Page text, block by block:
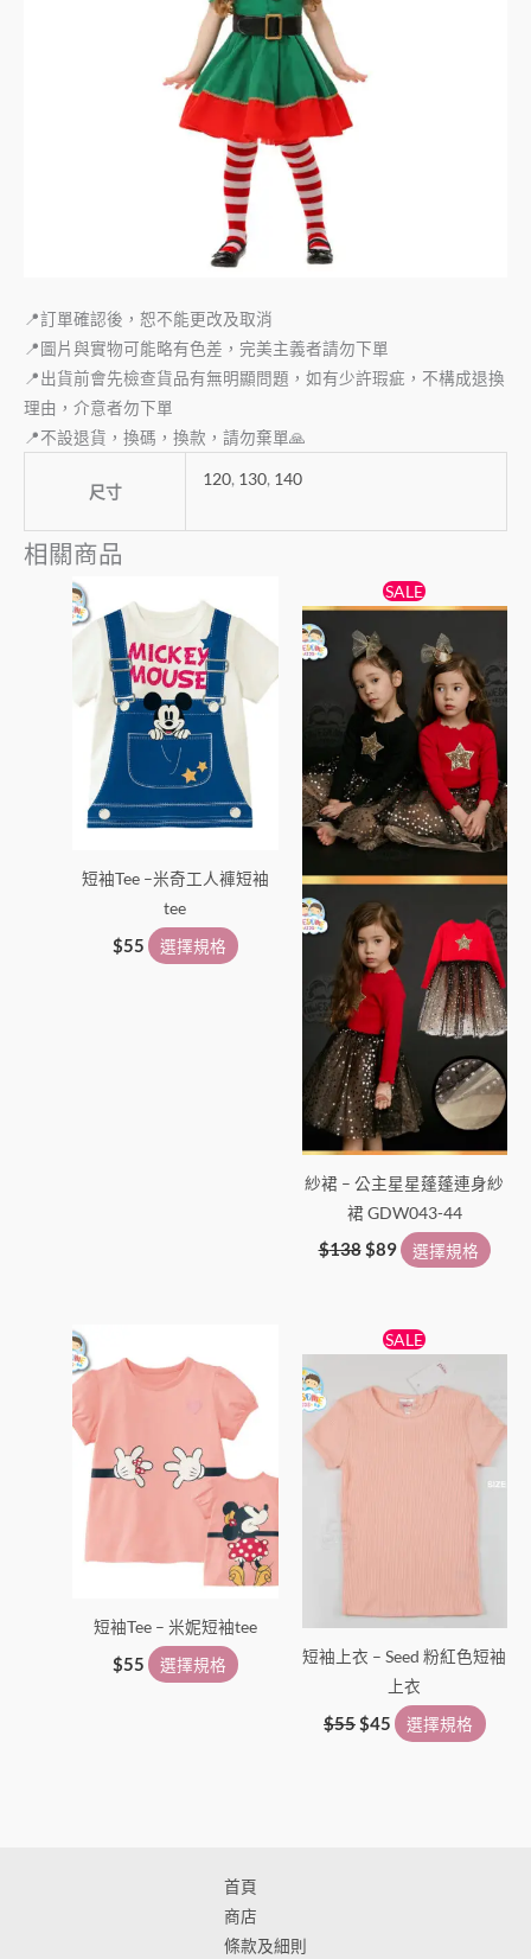
📍訂單確認後，恕不能更改及取消
📍圖片與實物可能略有色差，完美主義者請勿下單
📍出貨前會先檢查貨品有無明顯問題，如有少許瑕疵，不構成退換
理由，介意者勿下單
📍不設退貨，換碼，換款，請勿棄單🙏
尺寸
120, 130, 140
相關商品
短袖Tee –米奇工人褲短袖
tee
$55 選擇規格
產
多
種
式。
可
產
頁
SALE
紗裙 – 公主星星蓬蓬連身紗
裙 GDW043-44
$138
始
價
格：
$138。
$89
目
前
格：
$89。
選擇規格
有
多
種
款
式。
可
在
產
品
頁
面
選
擇
選
項
短袖Tee – 米妮短袖tee
$55 選擇規格
品
有
種
款
式。
可
產
品
SALE
短袖上衣 – Seed 粉紅色短袖
上衣
$55
始
格：
$55。
$45
目
前
格：
$45。
選擇規格
有
多
種
產
品
面
首頁
商店
條款及細則